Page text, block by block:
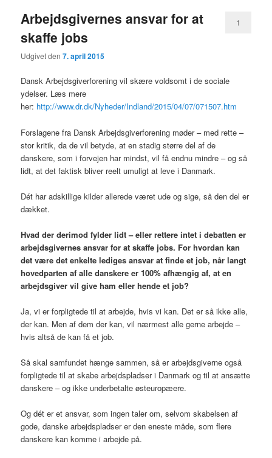
Arbejdsgivernes ansvar for at
skaffe jobs
Udgivet den7. april 2015
1
Dansk Arbejdsgiverforening vil skære voldsomt i de sociale
ydelser. Læs mere
her: http://www.dr.dk/Nyheder/Indland/2015/04/07/071507.htm
Forslagene fra Dansk Arbejdsgiverforening møder – med rette –
stor kritik, da de vil betyde, at en stadig større del af de
danskere, som i forvejen har mindst, vil få endnu mindre – og så
lidt, at det faktisk bliver reelt umuligt at leve i Danmark.
Dét har adskillige kilder allerede været ude og sige, så den del er
dækket.
Hvad der derimod fylder lidt – eller rettere intet i debatten er
arbejdsgivernes ansvar for at skaffe jobs. For hvordan kan
det være det enkelte lediges ansvar at finde et job, når langt
hovedparten af alle danskere er 100% afhængig af, at en
arbejdsgiver vil give ham eller hende et job?
Ja, vi er forpligtede til at arbejde, hvis vi kan. Det er så ikke alle,
der kan. Men af dem der kan, vil nærmest alle gerne arbejde –
hvis altså de kan få et job.
Så skal samfundet hænge sammen, så er arbejdsgiverne også
forpligtede til at skabe arbejdspladser i Danmark og til at ansætte
danskere – og ikke underbetalte østeuropæere.
Og dét er et ansvar, som ingen taler om, selvom skabelsen af
gode, danske arbejdspladser er den eneste måde, som flere
danskere kan komme i arbejde på.